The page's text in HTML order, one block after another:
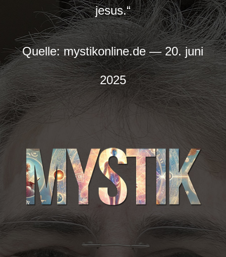
jesus.“
Quelle: mystikonline.de — 20. juni
2025